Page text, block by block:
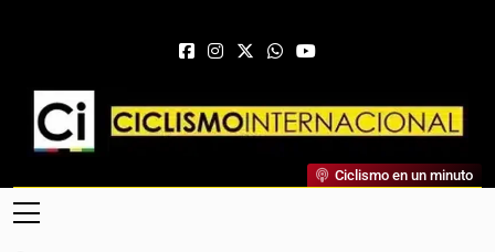
Ciclismo Internacional
Web Dedicada Al Ciclismo Mundial. Entrevistas, Análisis,
Crónicas, Previas Y Más. La Web Ciclista De Referencia.
Ciclismo en un minuto